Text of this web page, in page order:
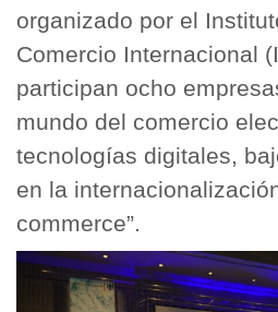
organizado por el
Comercio Internacional
participan ocho
mundo del comercio
tecnologías digitales,
en la
commerce”.